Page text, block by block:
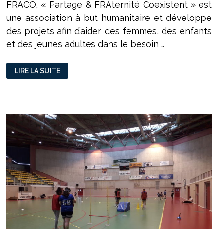
FRACO, « Partage & FRAternité Coexistent » est
une association à but humanitaire et développe
des projets afin d’aider des femmes, des enfants
et des jeunes adultes dans le besoin …
ASSOCIATION
FRACO
:
COEXISTENT
LIRE LA SUITE